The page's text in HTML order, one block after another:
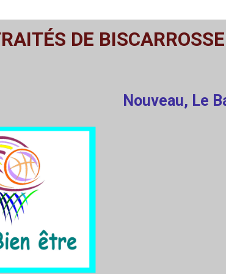
DE BISCARROSSE
Nouveau, Le